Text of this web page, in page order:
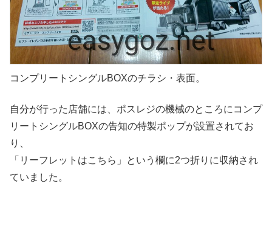
コンプリートシングルBOXのチラシ・表面。
自分が行った店舗には、ポスレジの機械のところにコンプ
リートシングルBOXの告知の特製ポップが設置されてお
り、
「リーフレットはこちら」という欄に2つ折りに収納され
ていました。